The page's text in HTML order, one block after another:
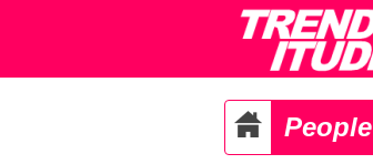
People